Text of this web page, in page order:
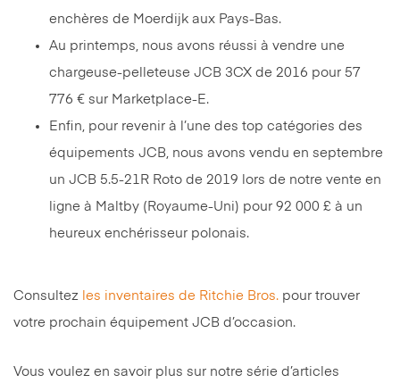
enchères de Moerdijk aux Pays-Bas.
Au printemps, nous avons réussi à vendre une
chargeuse-pelleteuse JCB 3CX de 2016 pour 57
776 € sur Marketplace-E.
Enfin, pour revenir à l’une des top catégories des
équipements JCB, nous avons vendu en septembre
un JCB 5.5-21R Roto de 2019 lors de notre vente en
ligne à Maltby (Royaume-Uni) pour 92 000 £ à un
heureux enchérisseur polonais.
Consultez les inventaires de Ritchie Bros. pour trouver
votre prochain équipement JCB d’occasion.
Vous voulez en savoir plus sur notre série d’articles